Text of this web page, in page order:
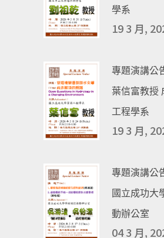
學系
19 3 月,
專題演講公
葉信富教授
工程學系
19 3 月,
專題演講公
國立成功大
動辦公室
04 3 月,